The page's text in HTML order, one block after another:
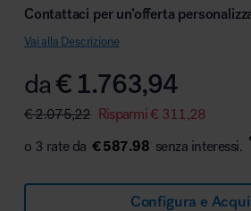
Area hospitality
Contattaci per un’offerta
Vai alla Descrizione
da€1.763,94
€2.075,22 Risparmi€ 311,28
€ 587.98
Configura e